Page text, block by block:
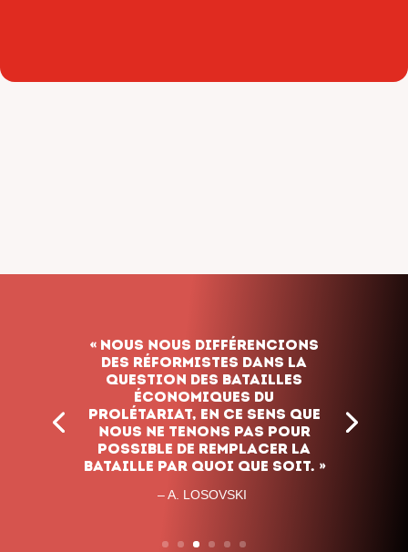
« Nous nous différencions
des réformistes dans la
question des batailles
économiques du
prolétariat, en ce sens que
nous ne tenons pas pour
possible de remplacer la
bataille par quoi que soit. »
– A. LOSOVSKI